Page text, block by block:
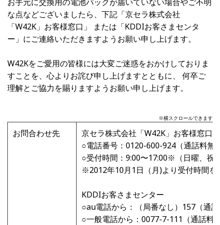
な点などございましたら、下記「京セラ株式会社
「W42K」お客様窓口」 または「KDDIお客さまセンタ
ー」にご連絡いただきますようお願い申し上げます。
W42Kをご愛用の皆様には大変ご迷惑をおかけしておりま
すことを、心よりお詫び申し上げますとともに、 何卒ご
理解とご協力を賜りますようお願い申し上げます。
※横スクロールできます
お問合わせ先
京セラ株式会社「W42K」お客様窓口
○電話番号：0120-600-924（通話料無
○受付時間：9:00〜17:00※（日曜、祝
※2012年10月1日（月)より受付時間を
KDDIお客さまセンター
○au電話から：（局番なし）157（通
○一般電話から：0077-7-111（通話料